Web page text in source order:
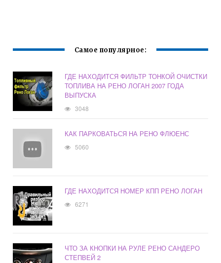
Самое популярное:
ГДЕ НАХОДИТСЯ ФИЛЬТР ТОНКОЙ ОЧИСТКИ
ТОПЛИВА НА РЕНО ЛОГАН 2007 ГОДА
ВЫПУСКА
3048
КАК ПАРКОВАТЬСЯ НА РЕНО ФЛЮЕНС
5060
ГДЕ НАХОДИТСЯ НОМЕР КПП РЕНО ЛОГАН
6271
ЧТО ЗА КНОПКИ НА РУЛЕ РЕНО САНДЕРО
СТЕПВЕЙ 2